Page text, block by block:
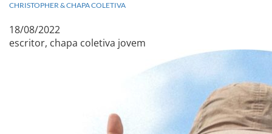
CHRISTOPHER & CHAPA COLETIVA
18/08/2022
escritor, chapa coletiva jovem